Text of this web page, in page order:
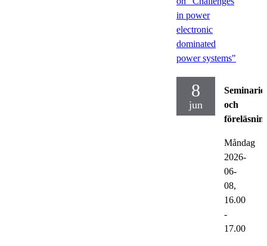
in power
electronic
dominated
power systems"
8
jun
och
Måndag
2026-
06-
08,
16.00
-
17.00